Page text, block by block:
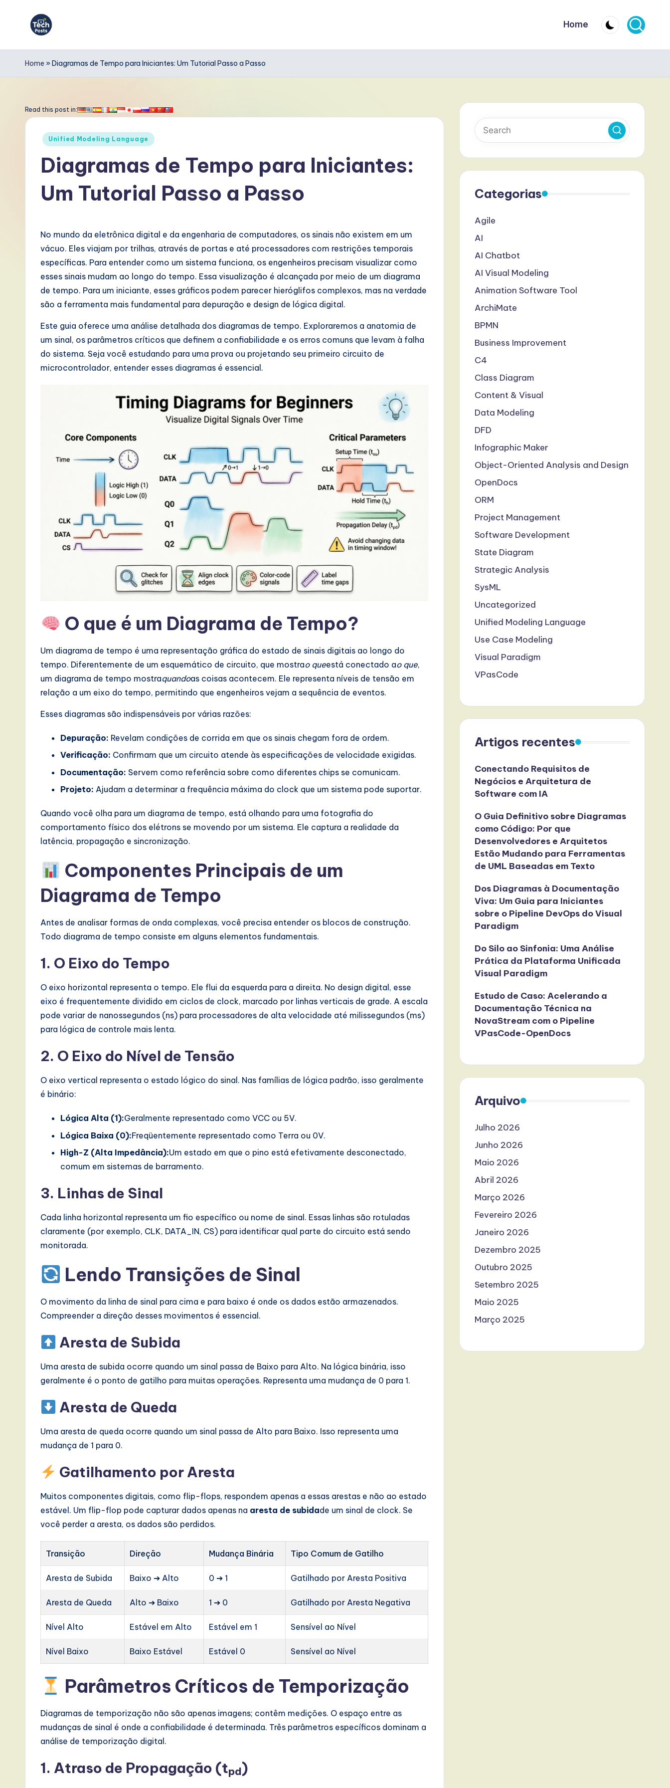
T
e
h
rt
ft
w
Home
Home » Diagramas de Tempo para Iniciantes: Um Tutorial Passo a Passo
Read this post in:
Posted
Unified Modeling Language
Diagramas de Tempo para Iniciantes:
Um Tutorial Passo a Passo
No mundo da eletrônica digital e da engenharia de computadores, os sinais não existem em um
vácuo. Eles viajam por trilhas, através de portas e até processadores com restrições temporais
específicas. Para entender como um sistema funciona, os engenheiros precisam visualizar como
esses sinais mudam ao longo do tempo. Essa visualização é alcançada por meio de um diagrama
de tempo. Para um iniciante, esses gráficos podem parecer hieróglifos complexos, mas na verdade
são a ferramenta mais fundamental para depuração e design de lógica digital.
Este guia oferece uma análise detalhada dos diagramas de tempo. Exploraremos a anatomia de
um sinal, os parâmetros críticos que definem a confiabilidade e os erros comuns que levam à falha
do sistema. Seja você estudando para uma prova ou projetando seu primeiro circuito de
microcontrolador, entender esses diagramas é essencial.
O que é um Diagrama de Tempo?
Um diagrama de tempo é uma representação gráfica do estado de sinais digitais ao longo do
tempo. Diferentemente de um esquemático de circuito, que mostrao queestá conectado ao que,
um diagrama de tempo mostraquandoas coisas acontecem. Ele representa níveis de tensão em
relação a um eixo do tempo, permitindo que engenheiros vejam a sequência de eventos.
Esses diagramas são indispensáveis por várias razões:
Depuração: Revelam condições de corrida em que os sinais chegam fora de ordem.
Verificação: Confirmam que um circuito atende às especificações de velocidade exigidas.
Documentação: Servem como referência sobre como diferentes chips se comunicam.
Projeto: Ajudam a determinar a frequência máxima do clock que um sistema pode suportar.
Quando você olha para um diagrama de tempo, está olhando para uma fotografia do
comportamento físico dos elétrons se movendo por um sistema. Ele captura a realidade da
latência, propagação e sincronização.
Componentes Principais de um
Diagrama de Tempo
Antes de analisar formas de onda complexas, você precisa entender os blocos de construção.
Todo diagrama de tempo consiste em alguns elementos fundamentais.
1. O Eixo do Tempo
O eixo horizontal representa o tempo. Ele flui da esquerda para a direita. No design digital, esse
eixo é frequentemente dividido em ciclos de clock, marcado por linhas verticais de grade. A escala
pode variar de nanossegundos (ns) para processadores de alta velocidade até milissegundos (ms)
para lógica de controle mais lenta.
2. O Eixo do Nível de Tensão
O eixo vertical representa o estado lógico do sinal. Nas famílias de lógica padrão, isso geralmente
é binário:
Lógica Alta (1):Geralmente representado como VCC ou 5V.
Lógica Baixa (0):Freqüentemente representado como Terra ou 0V.
High-Z (Alta Impedância):Um estado em que o pino está efetivamente desconectado,
comum em sistemas de barramento.
3. Linhas de Sinal
Cada linha horizontal representa um fio específico ou nome de sinal. Essas linhas são rotuladas
claramente (por exemplo, CLK, DATA_IN, CS) para identificar qual parte do circuito está sendo
monitorada.
Lendo Transições de Sinal
O movimento da linha de sinal para cima e para baixo é onde os dados estão armazenados.
Compreender a direção desses movimentos é essencial.
Aresta de Subida
Uma aresta de subida ocorre quando um sinal passa de Baixo para Alto. Na lógica binária, isso
geralmente é o ponto de gatilho para muitas operações. Representa uma mudança de 0 para 1.
Aresta de Queda
Uma aresta de queda ocorre quando um sinal passa de Alto para Baixo. Isso representa uma
mudança de 1 para 0.
Gatilhamento por Aresta
Muitos componentes digitais, como flip-flops, respondem apenas a essas arestas e não ao estado
estável. Um flip-flop pode capturar dados apenas na aresta de subidade um sinal de clock. Se
você perder a aresta, os dados são perdidos.
Transição Direção Mudança Binária Tipo Comum de Gatilho
Aresta de Subida Baixo ➔ Alto 0 ➔ 1 Gatilhado por Aresta Positiva
Aresta de Queda Alto ➔ Baixo 1 ➔ 0 Gatilhado por Aresta Negativa
Nível Alto Estável em Alto Estável em 1 Sensível ao Nível
Nível Baixo Baixo Estável Estável 0 Sensível ao Nível
Parâmetros Críticos de Temporização
Diagramas de temporização não são apenas imagens; contêm medições. O espaço entre as
mudanças de sinal é onde a confiabilidade é determinada. Três parâmetros específicos dominam a
análise de temporização digital.
1. Atraso de Propagação (tpd)
Categorias
Agile
AI
AI Chatbot
AI Visual Modeling
Animation Software Tool
ArchiMate
BPMN
Business Improvement
C4
Class Diagram
Content & Visual
Data Modeling
DFD
Infographic Maker
Object-Oriented Analysis and Design
OpenDocs
ORM
Project Management
Software Development
State Diagram
Strategic Analysis
SysML
Uncategorized
Unified Modeling Language
Use Case Modeling
Visual Paradigm
VPasCode
Artigos recentes
Conectando Requisitos de
Negócios e Arquitetura de
Software com IA
O Guia Definitivo sobre Diagramas
como Código: Por que
Desenvolvedores e Arquitetos
Estão Mudando para Ferramentas
de UML Baseadas em Texto
Dos Diagramas à Documentação
Viva: Um Guia para Iniciantes
sobre o Pipeline DevOps do Visual
Paradigm
Do Silo ao Sinfonia: Uma Análise
Prática da Plataforma Unificada
Visual Paradigm
Estudo de Caso: Acelerando a
Documentação Técnica na
NovaStream com o Pipeline
VPasCode-OpenDocs
Arquivo
Julho 2026
Junho 2026
Maio 2026
Abril 2026
Março 2026
Fevereiro 2026
Janeiro 2026
Dezembro 2025
Outubro 2025
Setembro 2025
Maio 2025
Março 2025